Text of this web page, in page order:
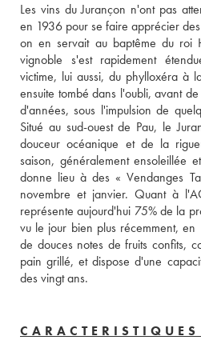
Les vins du Jurançon n'ont pas
en 1936 pour se faire apprécier
on en servait au baptême du roi
vignoble s'est rapidement
victime, lui aussi, du phylloxéra à
ensuite tombé dans l'oubli, avant
d'années, sous l'impulsion de
Situé au sud-ouest de Pau, le
douceur océanique et de la
saison, généralement ensoleillée
donne lieu à des « Vendanges
novembre et janvier. Quant à
représente aujourd'hui 75% de la
vu le jour bien plus récemment,
de douces notes de fruits confits,
pain grillé, et dispose d'une
des vingt ans.